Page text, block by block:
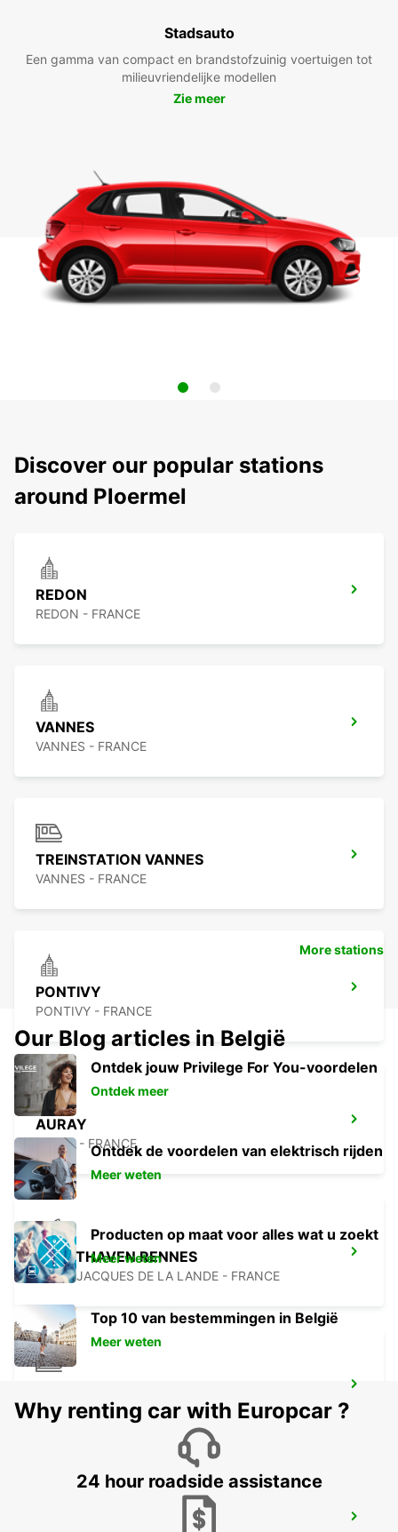
Stadsauto
Een gamma van compact en brandstofzuinig voertuigen tot
milieuvriendelijke modellen
Zie meer
Discover our popular stations
around Ploermel
REDON
REDON - FRANCE
VANNES
VANNES - FRANCE
TREINSTATION VANNES
VANNES - FRANCE
PONTIVY
PONTIVY - FRANCE
AURAY
AURAY - FRANCE
LUCHTHAVEN RENNES
SAINT JACQUES DE LA LANDE - FRANCE
RENNES - FRANCE
RENNES CESSON-SEVIGNE
More stations
Our Blog articles in België
Ontdek jouw Privilege For You-voordelen
Ontdek meer
Ontdek de voordelen van elektrisch rijden
Meer weten
Producten op maat voor alles wat u zoekt
Meer weten
Top 10 van bestemmingen in België
Meer weten
Why renting car with Europcar ?
24 hour roadside assistance